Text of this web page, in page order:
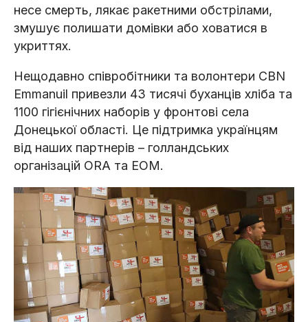
несе смерть, лякає ракетними обстрілами,
змушує полишати домівки або ховатися в
укриттях.
Нещодавно співробітники та волонтери CBN
Emmanuil привезли 43 тисячі буханців хліба та
1100 гігієнічних наборів у фронтові села
Донецької області. Це підтримка українцям
від наших партнерів – голландських
організацій ОRA та ЕОМ.